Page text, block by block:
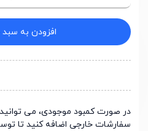
افزودن به سبد
در صورت کمبود موجودی، می
سفارشات خارجی اضافه کنید تا